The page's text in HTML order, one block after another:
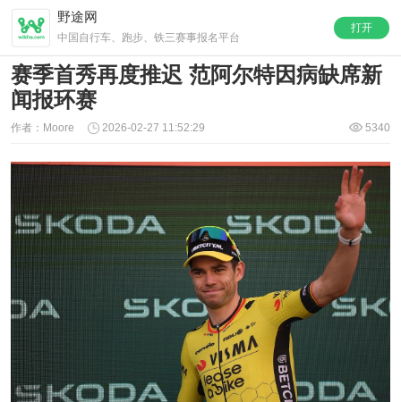
打开
野途网
中国自行车、跑步、铁三赛事报名平台
赛季首秀再度推迟 范阿尔特因病缺席新
闻报环赛
作者：Moore 2026-02-27 11:52:29 5340